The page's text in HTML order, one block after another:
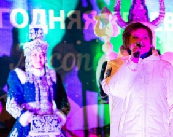
Перейти к основному содержанию